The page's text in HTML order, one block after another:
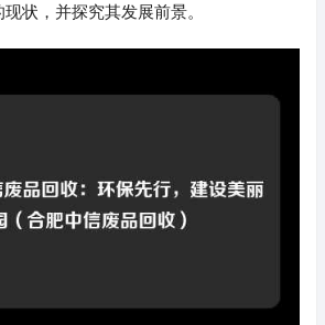
状，并探究其发展前景。